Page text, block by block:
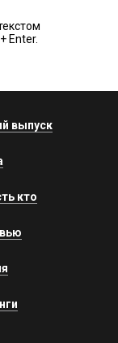
Enter.
выпуск
кто